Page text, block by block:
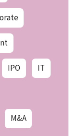
IPO IT
M&A